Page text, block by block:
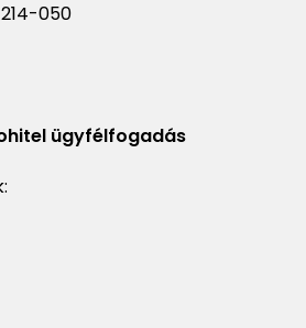
050
ügyfélfogadás